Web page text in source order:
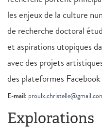
les enjeux de la culture
de recherche doctoral
et aspirations utopiques
avec des projets
des plateformes
E-mail:
Explorations